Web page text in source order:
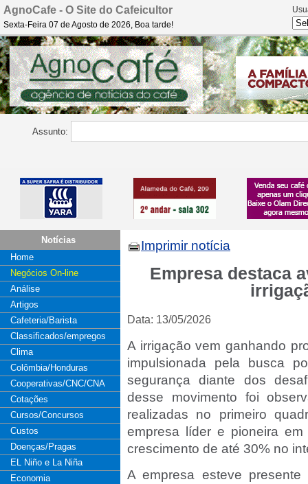
AgnoCafe - O Site do Cafeicultor
Sexta-Feira 07 de Agosto de 2026, Boa tarde!
Assunto:
Notícias
Home
Negócios On-line
Análise
Artigos
Cafeteria/Barista
Classificados/empregos
Clima
Colômbia/Honduras
Cooperativas/CNC/CNA
Cotações
Cursos/Concursos
Custos
Doenças/Pragas
EL Niño e La Niña
Economia
Imprimir notícia
Empresa destaca
Data: 13/05/2026
A irrigação vem ganhando
impulsionada pela busca
segurança diante dos
desse movimento foi
realizadas no primeiro
empresa líder e pioneira em
crescimento de até 30% no
A empresa esteve